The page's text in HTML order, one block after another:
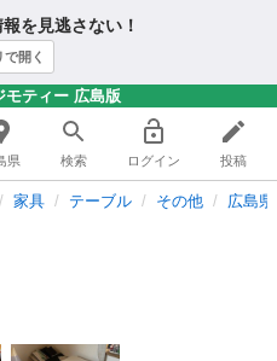
を見逃さない！
で開く
モティー 広島版
県 検索 ログイン 投稿
家具 テーブル その他 広島